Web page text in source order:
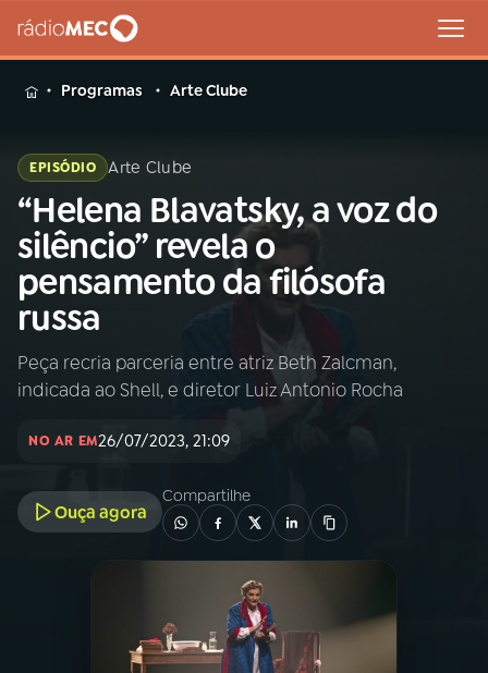
MENU
Buscar
na
Rádio
MEC
Buscar
01INÍCIO
PROGRAMAÇÃO
Programas Arte Clube
EPISÓDIO Arte Clube
“Helena Blavatsky, a voz do
silêncio” revela o
pensamento da filósofa
russa
Peça recria parceria entre atriz Beth Zalcman,
indicada ao Shell, e diretor Luiz Antonio Rocha
NO AR EM26/07/2023, 21:09
Ouça agora
Compartilhe